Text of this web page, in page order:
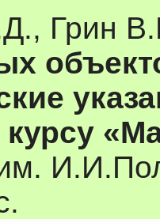
Грин
курсу